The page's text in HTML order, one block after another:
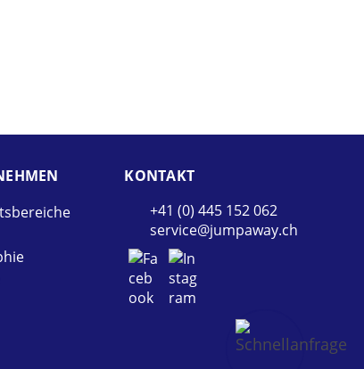
KONTAKT
+41 (0) 445 152 062
service@jumpaway.ch